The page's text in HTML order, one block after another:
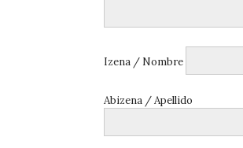
Izena / Nombre
Abizena / Apellido